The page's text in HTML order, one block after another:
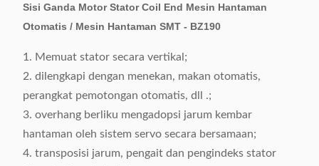
Sisi Ganda Motor Stator Coil End Mesin Hantaman
Otomatis / Mesin Hantaman SMT - BZ190
1. Memuat stator secara vertikal;
2. dilengkapi dengan menekan, makan otomatis,
perangkat pemotongan otomatis, dll .;
3. overhang berliku mengadopsi jarum kembar
hantaman oleh sistem servo secara bersamaan;
4. transposisi jarum, pengait dan pengindeks stator